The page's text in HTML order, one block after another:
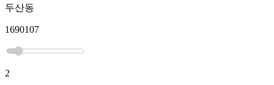
두산동
1690107
2